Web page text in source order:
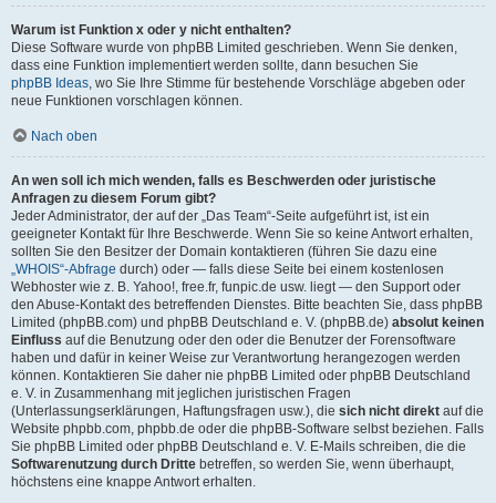
Warum ist Funktion x oder y nicht enthalten?
Diese Software wurde von phpBB Limited geschrieben. Wenn Sie denken,
dass eine Funktion implementiert werden sollte, dann besuchen Sie
phpBB Ideas, wo Sie Ihre Stimme für bestehende Vorschläge abgeben oder
neue Funktionen vorschlagen können.
Nach oben
An wen soll ich mich wenden, falls es Beschwerden oder juristische
Anfragen zu diesem Forum gibt?
Jeder Administrator, der auf der „Das Team“-Seite aufgeführt ist, ist ein
geeigneter Kontakt für Ihre Beschwerde. Wenn Sie so keine Antwort erhalten,
sollten Sie den Besitzer der Domain kontaktieren (führen Sie dazu eine
„WHOIS“-Abfrage durch) oder — falls diese Seite bei einem kostenlosen
Webhoster wie z. B. Yahoo!, free.fr, funpic.de usw. liegt — den Support oder
den Abuse-Kontakt des betreffenden Dienstes. Bitte beachten Sie, dass phpBB
Limited (phpBB.com) und phpBB Deutschland e. V. (phpBB.de) absolut keinen
Einfluss auf die Benutzung oder den oder die Benutzer der Forensoftware
haben und dafür in keiner Weise zur Verantwortung herangezogen werden
können. Kontaktieren Sie daher nie phpBB Limited oder phpBB Deutschland
e. V. in Zusammenhang mit jeglichen juristischen Fragen
(Unterlassungserklärungen, Haftungsfragen usw.), die sich nicht direkt auf die
Website phpbb.com, phpbb.de oder die phpBB-Software selbst beziehen. Falls
Sie phpBB Limited oder phpBB Deutschland e. V. E-Mails schreiben, die die
Softwarenutzung durch Dritte betreffen, so werden Sie, wenn überhaupt,
höchstens eine knappe Antwort erhalten.